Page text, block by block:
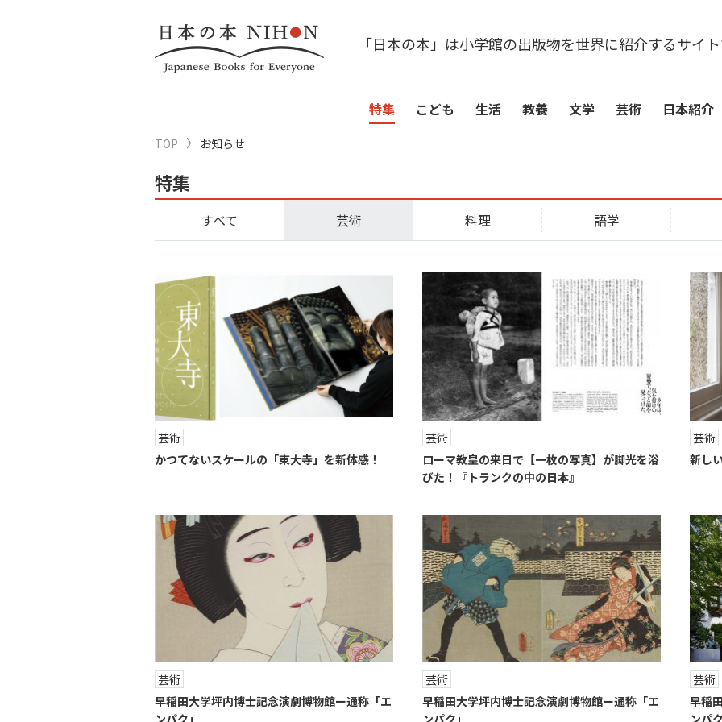
「日本の本」は小学館の出版物を世界に紹介するサイ
特集 こども 生活 教養 文学 芸術 日本紹介
TOP お知らせ
特集
すべて 芸術 料理 語学
芸術
かつてないスケールの「東大寺」を新体感！
芸術
ローマ教皇の来日で【一枚の写真】が脚光を浴
びた！『トランクの中の日本』
芸術
新し
芸術
早稲田大学坪内博士記念演劇博物館ー通称「エ
芸術
早稲田大学坪内博士記念演劇博物館ー通称「エ
芸術
早稲